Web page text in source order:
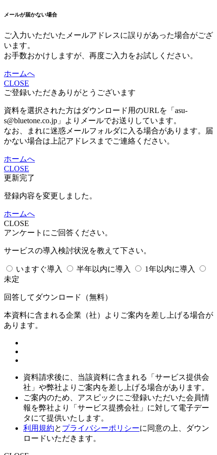
メールが届かない場合
ご入力いただいたメールアドレスに誤りがあった場合がござ
います。
お手数おかけしますが、再度ご入力をお試しください。
ホームへ
CLOSE
ご登録いただきありがとうございます
資料を選択された方はダウンロード用のURLを「asu-
s@bluetone.co.jp」よりメールでお送りしています。
なお、まれに迷惑メールフォルダに入る場合があります。届
かない場合は上記アドレスまでご連絡ください。
ホームへ
CLOSE
更新完了
登録内容を変更しました。
ホームへ
CLOSE
アンケートにご回答ください。
サービスの導入検討状況を教えて下さい。
いますぐ導入 半年以内に導入
1年以内に導入
未定
回答してダウンロード （無料）
本資料に含まれる企業（社）よりご案内を差し上げる場合が
あります。
資料請求後に、当該資料に含まれる「サービス提供会
社」や弊社よりご案内を差し上げる場合があります。
ご案内のため、アスピックにご登録いただいた会員情
報を弊社より「サービス提携会社」に対して電子デー
タにて提供いたします。
利用規約と プライバシーポリシーに同意の上、ダウン
ロードいただきます。